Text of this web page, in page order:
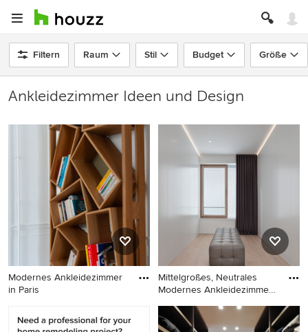
Filtern Raum Stil Budget Größe
Ankleidezimmer Ideen und Design
Modernes Ankleidezimmer
in Paris
Modernes Ankleidezimmer in
Paris
Mittelgroßes, Neutrales
Modernes Ankleidezimmer
Mittelgroßes, Neutrales
Modernes Ankleidezimmer